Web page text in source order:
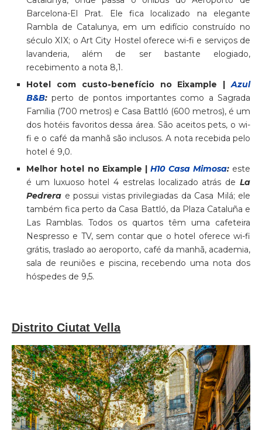
Barcelona-El Prat. Ele fica localizado na elegante
Rambla de Catalunya, em um edifício construído no
século XIX; o Art City Hostel oferece wi-fi e serviços de
lavanderia, além de ser bastante elogiado,
recebimento a nota 8,1.
Hotel com custo-benefício no Eixample | Azul
B&B:perto de pontos importantes como a Sagrada
Família (700 metros) e Casa Battló (600 metros), é um
dos hotéis favoritos dessa área. São aceitos pets, o wi-
fi e o café da manhã são inclusos. A nota recebida pelo
hotel é 9,0.
Melhor hotel no Eixample |H10 Casa Mimosa: este
é um luxuoso hotel 4 estrelas localizado atrás de La
Pedrera e possui vistas privilegiadas da Casa Milá; ele
também fica perto da Casa Battló, da Plaza Cataluña e
Las Ramblas. Todos os quartos têm uma cafeteira
Nespresso e TV, sem contar que o hotel oferece wi-fi
grátis, traslado ao aeroporto, café da manhã, academia,
sala de reuniões e piscina, recebendo uma nota dos
hóspedes de 9,5.
Distrito Ciutat Vella